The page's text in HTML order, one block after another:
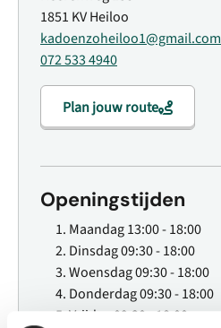
1851 KV Heiloo
kadoenzoheiloo1@gmail.com
072 533 4940
Plan jouw route
Openingstijden
Maandag13:00 - 18:00
Dinsdag09:30 - 18:00
Woensdag09:30 - 18:00
Donderdag09:30 - 18:00
Vrijdag09:30 - 18:00